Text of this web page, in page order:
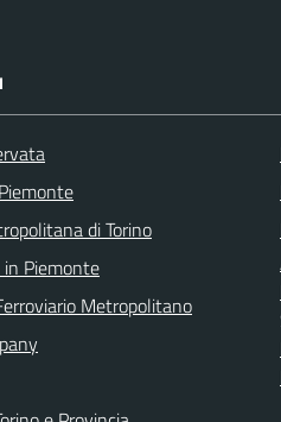
di Torino
Piemonte
Metropolitano